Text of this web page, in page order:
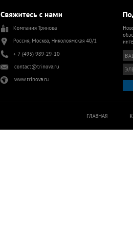
Свяжитесь с нами
Компания Тринова
Россия, Москва, Николоямская 40/1
+ 7 (495) 989-29-10
contact@trinova.ru
www.trinova.ru
ГЛАВНАЯ